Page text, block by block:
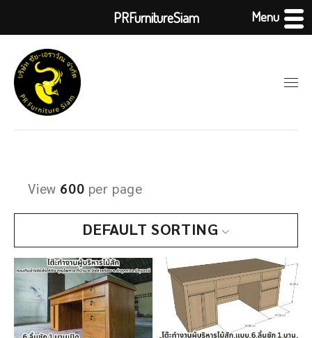
DEFAULT SORTING
View 600 per page
PRFurnitureSiam Menu